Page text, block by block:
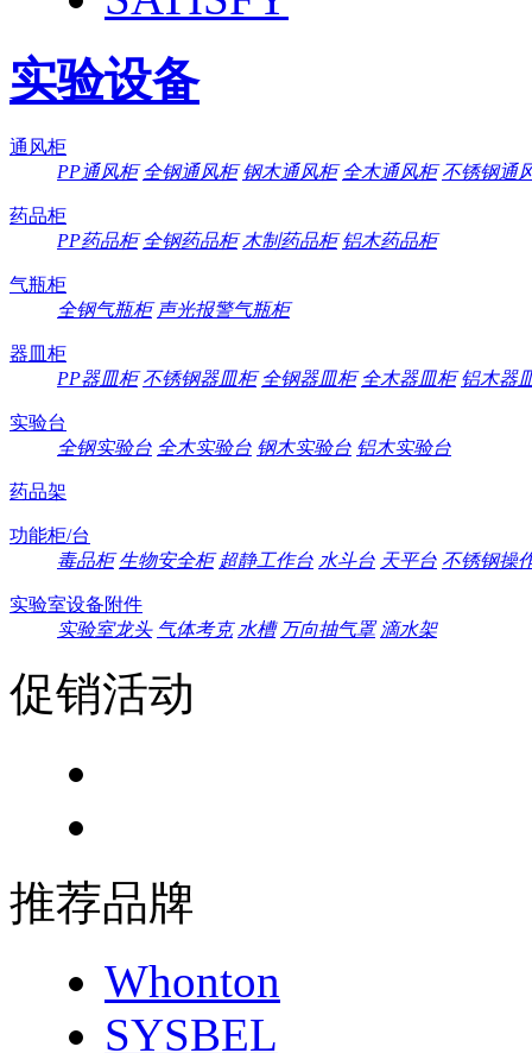
实验设备
通风柜
PP通风柜 全钢通风柜 钢木通风柜 全木通风柜 不锈钢通
药品柜
PP药品柜 全钢药品柜 木制药品柜 铝木药品柜
气瓶柜
全钢气瓶柜 声光报警气瓶柜
器皿柜
PP器皿柜 不锈钢器皿柜 全钢器皿柜 全木器皿柜 铝木器
实验台
全钢实验台 全木实验台 钢木实验台 铝木实验台
药品架
功能柜/台
毒品柜 生物安全柜 超静工作台 水斗台 天平台 不锈钢操
实验室设备附件
实验室龙头 气体考克 水槽 万向抽气罩 滴水架
促销活动
推荐品牌
Whonton
SYSBEL